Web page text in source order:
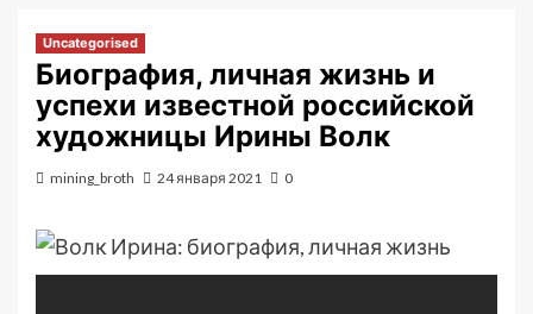
Uncategorised
Биография, личная жизнь и
успехи известной российской
художницы Ирины Волк
mining_broth 24 января 2021 0